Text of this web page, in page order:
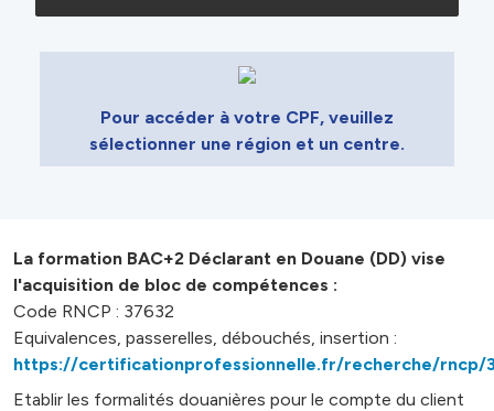
Pour accéder à votre CPF, veuillez
sélectionner une région et un centre.
La formation BAC+2 Déclarant en Douane (DD) vise
l'acquisition de bloc de compétences :
Code RNCP : 37632
Equivalences, passerelles, débouchés, insertion :
https://certificationprofessionnelle.fr/recherche/rncp/
Etablir les formalités douanières pour le compte du client